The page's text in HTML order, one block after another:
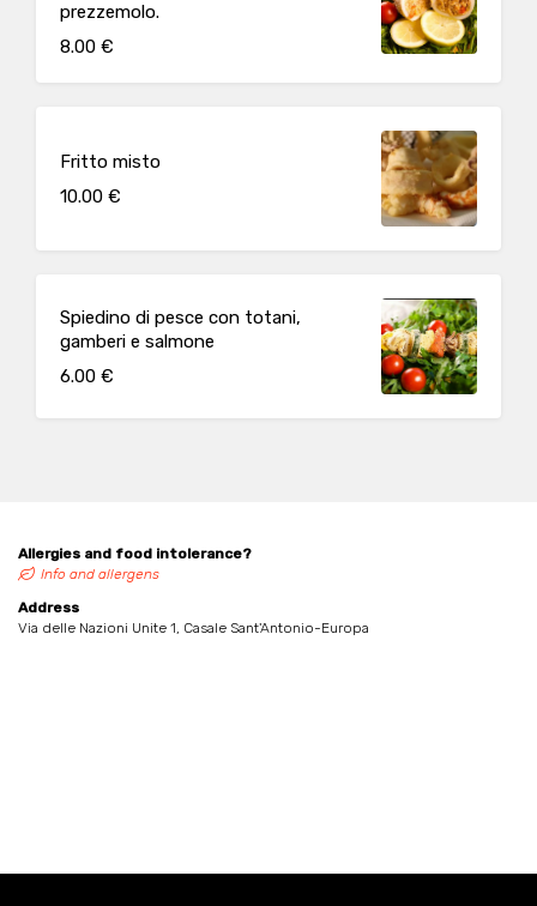
prezzemolo.
8.00 €
Fritto misto
10.00 €
Spiedino di pesce con totani,
gamberi e salmone
6.00 €
Allergies and food intolerance?
Info and allergens
Address
Via delle Nazioni Unite 1, Casale Sant'Antonio-Europa